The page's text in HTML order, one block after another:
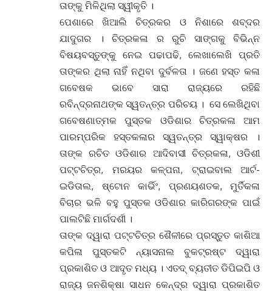
ତାଙ୍କୁ ମିଳିଥିଲା ସ୍ୱୀକୃତି ।
ପେଶାରେ ଖିଆଲି ଚିତ୍ରକର ଓ ନିଶାରେ ଶବ୍ଦର
ଯାଦୁଗର । ଚିତ୍ରକଳା ର ରୁଚି ସାଙ୍ଗକୁ ବିଭିନ୍ନ
ବିଷୟବସ୍ତୁଙ୍କୁ ନେଇ ପଢାପଢି, ଲେଖାଲେଖି ପ୍ରତି
ତାଙ୍କର ଥିଲା ନାହିଁ ନଥିବା ଦୁର୍ବଳତା । ଜଣେ ହସ୍ତ କଳା
ଗବେଷକ ଭାବେ ସାରା ରାଜ୍ୟରେ ରହିଛି
ରବିନ୍ଦ୍ରନାଥଙ୍କ ସ୍ୱତନ୍ତ୍ର ପରିଚୟ । ସେ ଲେଖିଥିବା
ଗବେଷଣାତ୍ମକ ପୁସ୍ତକ ଓଡିଶାର ଚିତ୍ରକଳା ଆମ
ପାରମ୍ପରିକ ହସ୍ତକଳାର ସ୍ୱତନ୍ତ୍ର ସ୍ୱାକ୍ଷର ।
ତାଙ୍କ ରଚିତ ଓଡିଶାର ଆଦିବାସୀ ଚିତ୍ରକଳା, ଓଡିଶୀ
ପଟ୍ଟଚିତ୍ର, ମରୟର କଳ୍ପନା, ଟ୍ରାଇବାଲ ଆର୍ଟ-
ଇଡିତାଲ, ଷ୍ଟୋନ କାର୍ଭିଂ, ପ୍ରଣୟଶତକ, ମୁର୍ତିକଳା
ବିଚାର ଭଳି ବହୁ ପୁସ୍ତକ ଓଡିଶାର କାରିଗରଙ୍କ ପାଇଁ
ପାଲଟିଛି ମାର୍ଗଦର୍ଶୀ ।
ତାଙ୍କ ଦ୍ୱାରା ପଟ୍ଟଚିତ୍ର ଶୈଳୀରେ ପ୍ରସ୍ତୁତ କାଶିଆ
କପିଳା ପୁସ୍ତକଟି ନ୍ୟାସନାଲ ବୁକଟ୍ରଷ୍ଟ ଦ୍ୱାରା
ପ୍ରକାଶିତ ଓ ଆଦୃତ ମଧ୍ୟ । ଏତଦ୍ ବ୍ୟତୀତ ଡିପିଇପି ଓ
ରାଜ୍ୟ ଜନଶିକ୍ଷା ସାଧନ କେନ୍ଦ୍ର ଦ୍ୱାରା ପ୍ରକାଶିତ